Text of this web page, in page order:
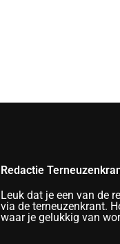
Redactie
Leuk dat je een van de
via de terneuzenkrant.
waar je gelukkig van